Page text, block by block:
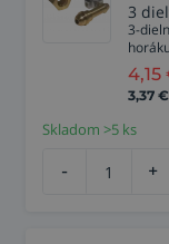
3
3-
4,15
3,37 €
Skladom >5 ks
- +